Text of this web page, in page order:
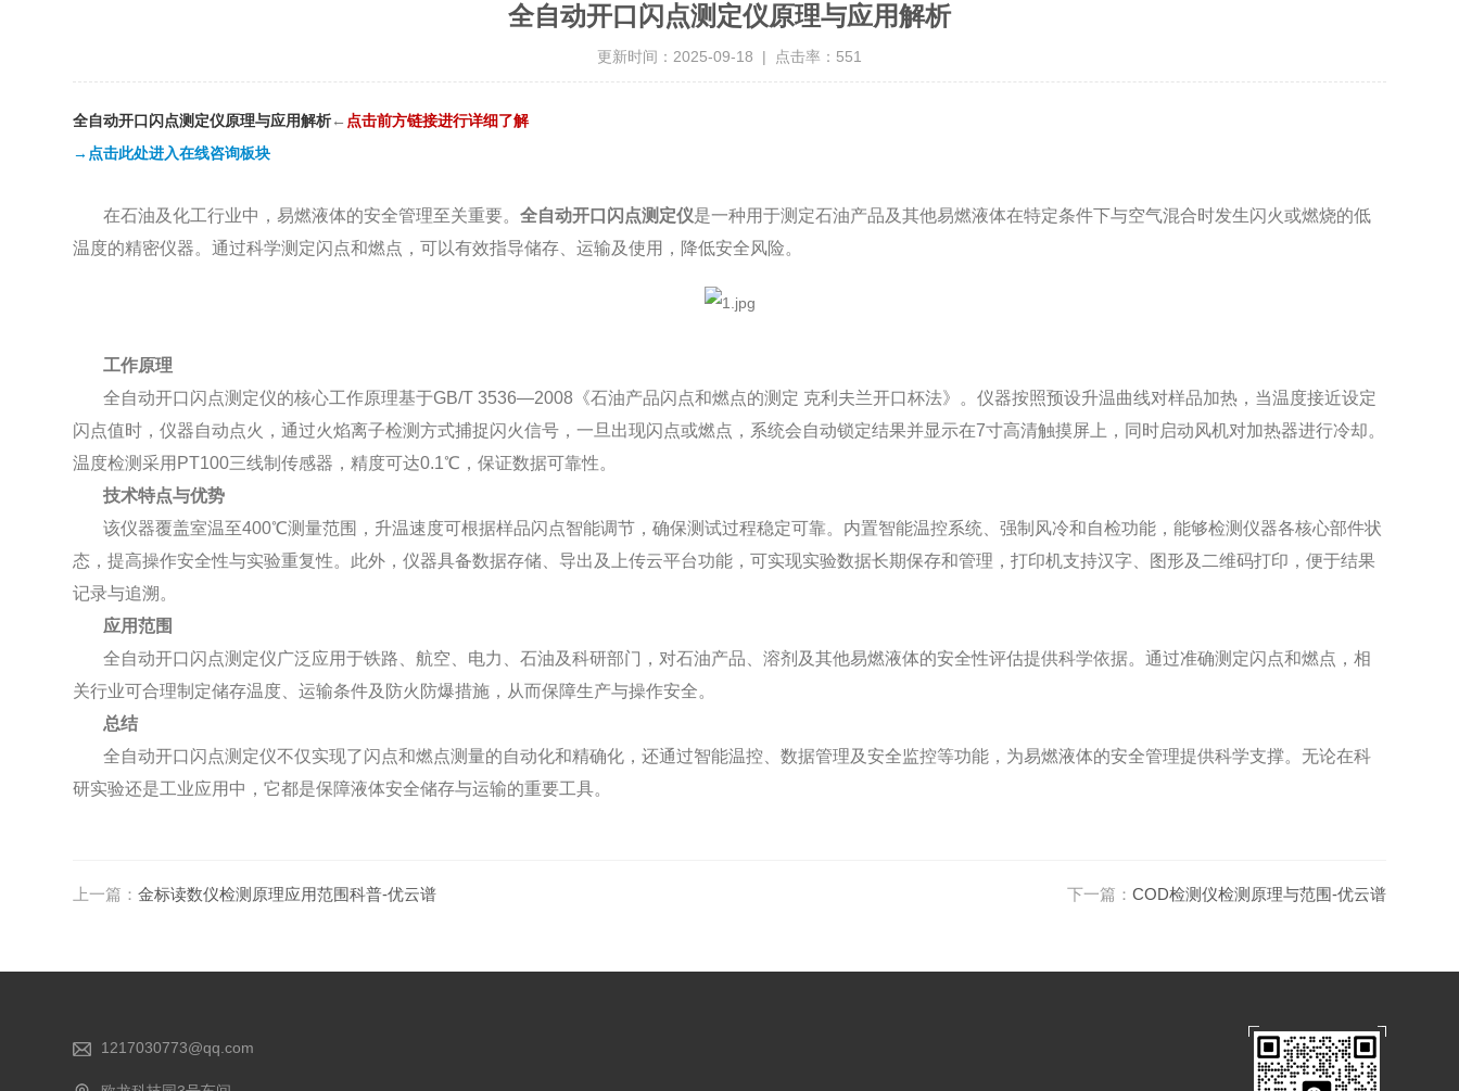
全自动开口闪点测定仪原理与应用解析
更新时间：2025-09-18 | 点击率：551
全自动开口闪点测定仪原理与应用解析← 点击前方链接进行详细了解
→点击此处进入在线咨询板块
在石油及化工行业中，易燃液体的安全管理至关重要。全自动开口闪点测定仪是一种用于测定石油产品及其他易燃液体在特定条件下与空气混合时发生闪火或燃烧的低
温度的精密仪器。通过科学测定闪点和燃点，可以有效指导储存、运输及使用，降低安全风险。
工作原理
全自动开口闪点测定仪的核心工作原理基于GB/T 3536—2008《石油产品闪点和燃点的测定 克利夫兰开口杯法》。仪器按照预设升温曲线对样品加热，当温度接近设定
闪点值时，仪器自动点火，通过火焰离子检测方式捕捉闪火信号，一旦出现闪点或燃点，系统会自动锁定结果并显示在7寸高清触摸屏上，同时启动风机对加热器进行冷却。
温度检测采用PT100三线制传感器，精度可达0.1℃，保证数据可靠性。
技术特点与优势
该仪器覆盖室温至400℃测量范围，升温速度可根据样品闪点智能调节，确保测试过程稳定可靠。内置智能温控系统、强制风冷和自检功能，能够检测仪器各核心部件状
态，提高操作安全性与实验重复性。此外，仪器具备数据存储、导出及上传云平台功能，可实现实验数据长期保存和管理，打印机支持汉字、图形及二维码打印，便于结果
记录与追溯。
应用范围
全自动开口闪点测定仪广泛应用于铁路、航空、电力、石油及科研部门，对石油产品、溶剂及其他易燃液体的安全性评估提供科学依据。通过准确测定闪点和燃点，相
关行业可合理制定储存温度、运输条件及防火防爆措施，从而保障生产与操作安全。
总结
全自动开口闪点测定仪不仅实现了闪点和燃点测量的自动化和精确化，还通过智能温控、数据管理及安全监控等功能，为易燃液体的安全管理提供科学支撑。无论在科
研实验还是工业应用中，它都是保障液体安全储存与运输的重要工具。
上一篇：金标读数仪检测原理应用范围科普-优云谱 下一篇： COD检测仪检测原理与范围-优云谱
1217030773@qq.com